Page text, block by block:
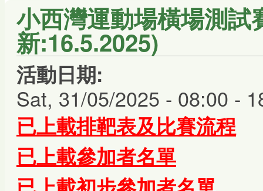
小西灣運動場橫場測試
新:16.5.2025)
活動日期:
Sat, 31/05/2025 - 08:00 -
已上載排靶表及比賽流程
已上載參加者名單